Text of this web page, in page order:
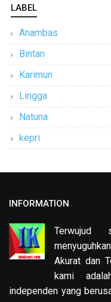
LABEL
Anambas
Bintan
Karimun
Lingga
Natuna
kepri
INFORMATION
Terwujud
Akurat dan
kami
independen yang